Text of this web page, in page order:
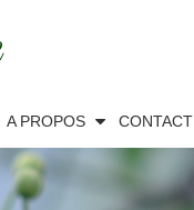
A PROPOS CONTACT